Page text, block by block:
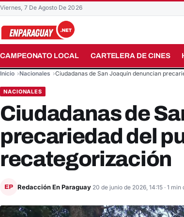
Viernes, 7 De Agosto De 2026
CAMPEONATO LOCAL CARTELERA DE CINES
Buscar en el sitio
Inicio Nacionales Ciudadanas de San Joaquín denuncian
NACIONALES
Ciudadanas de
precariedad del
recategorización
EP Redacción En Paraguay 20 de junio de 2026, 14:15 · 1